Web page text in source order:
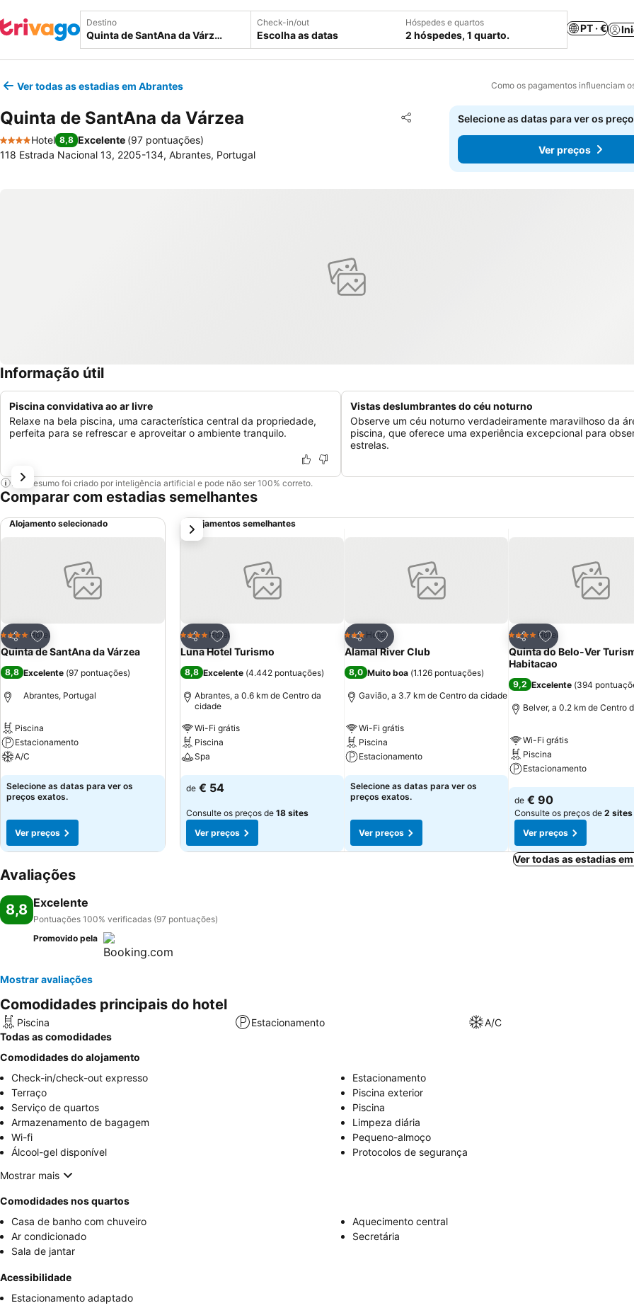
Destino Check-in/out
Escolha as datas
Hóspedes e quartos
2 hóspedes, 1 quarto.
PT · €
Ver todas as estadias em Abrantes Como os pagamentos influenciam
Quinta de SantAna da Várzea Partilhar
Adicionar aos favoritos
4 Estrelas
Hotel 8,8 Excelente (97 pontuações)
118 Estrada Nacional 13, 2205-134, Abrantes, Portugal
Selecione as datas para ver os
Ver preços
Informação útil
Piscina convidativa ao ar livre
Relaxe na bela piscina, uma característica central da propriedade,
perfeita para se refrescar e aproveitar o ambiente tranquilo.
Vistas deslumbrantes do céu noturno
Observe um céu noturno verdadeiramente maravilhoso da
piscina, que oferece uma experiência excepcional para
estrelas.
Este resumo foi criado por inteligência artificial e pode não ser 100% correto.
Comparar com estadias semelhantes
Alojamento selecionado
Partilhar
Adicionar aos favoritos
4 EstrelasHotel
Quinta de SantAna da Várzea
8,8 Excelente (97 pontuações)
Abrantes, Portugal
Piscina
Estacionamento
A/C
Ver preços
Selecione as datas para ver os
preços exatos.
Ver preços
Alojamentos semelhantes
Partilhar
Adicionar aos favoritos
4 EstrelasHotel
Luna Hotel Turismo
8,8 Excelente (4.442 pontuações)
Abrantes, a 0.6 km de Centro da
cidade
Wi-Fi grátis
Piscina
Spa
Ver preços
de € 54
Consulte os preços de 18 sites
Ver preços
Partilhar
Adicionar aos favoritos
3 Estrelas
Hotel
Alamal River Club
8,0 Muito boa (1.126 pontuações)
Gavião, a 3.7 km de Centro da cidade
Wi-Fi grátis
Piscina
Estacionamento
Ver preços
Selecione as datas para ver os
preços exatos.
Ver preços
Partilhar
Adicionar aos
4 EstrelasHotel
Quinta do Belo-Ver
Habitacao
9,2 Excelente (394
Belver, a 0.2 km de Centro
Wi-Fi grátis
Piscina
Estacionamento
Ver preços
de € 90
Consulte os preços de 2 sites
Ver preços
próximo
Ver todas as estadias
Avaliações
8,8 Excelente
Pontuações 100% verificadas (97 pontuações)
Promovido pela
Mostrar avaliações
Comodidades principais do hotel
Piscina Estacionamento
A/C
Todas as comodidades
Comodidades do alojamento
Check-in/check-out expresso
Estacionamento
Terraço
Piscina exterior
Serviço de quartos
Piscina
Armazenamento de bagagem
Limpeza diária
Wi-fi
Pequeno-almoço
Álcool-gel disponível
Protocolos de segurança
Mostrar mais
Comodidades nos quartos
Casa de banho com chuveiro
Aquecimento central
Ar condicionado
Secretária
Sala de jantar
Acessibilidade
Estacionamento adaptado